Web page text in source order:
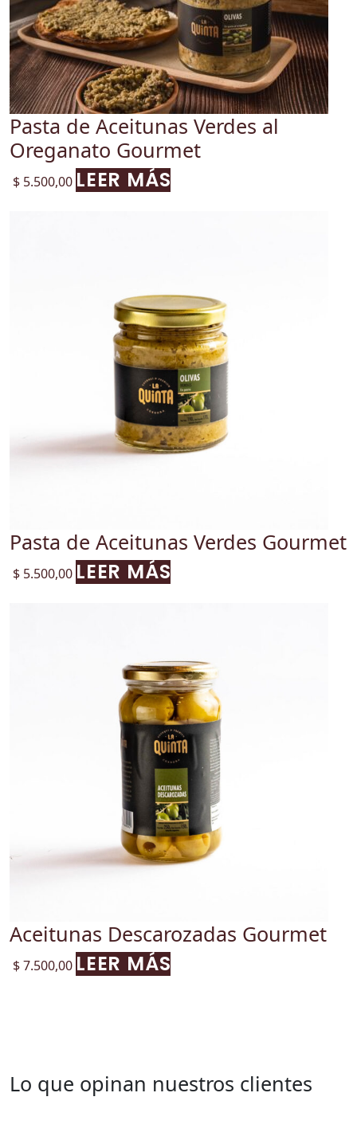
Pasta de Aceitunas Verdes al
Oreganato Gourmet
$ 5.500,00 LEER MÁS
Pasta de Aceitunas Verdes Gourmet
$ 5.500,00 LEER MÁS
Aceitunas Descarozadas Gourmet
$7.500,00 LEER MÁS
Lo que opinan nuestros clientes